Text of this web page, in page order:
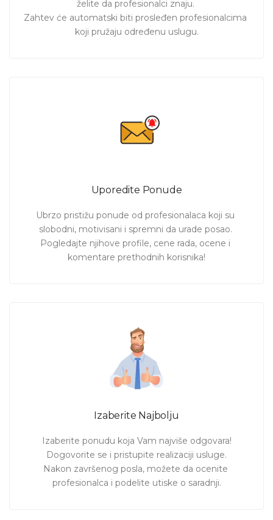
želite da profesionalci znaju.
Zahtev će automatski biti prosleđen profesionalcima
koji pružaju određenu uslugu.
Uporedite Ponude
Ubrzo pristižu ponude od profesionalaca koji su
slobodni, motivisani i spremni da urade posao.
Pogledajte njihove profile, cene rada, ocene i
komentare prethodnih korisnika!
Izaberite Najbolju
Izaberite ponudu koja Vam najviše odgovara!
Dogovorite se i pristupite realizaciji usluge.
Nakon završenog posla, možete da ocenite
profesionalca i podelite utiske o saradnji.